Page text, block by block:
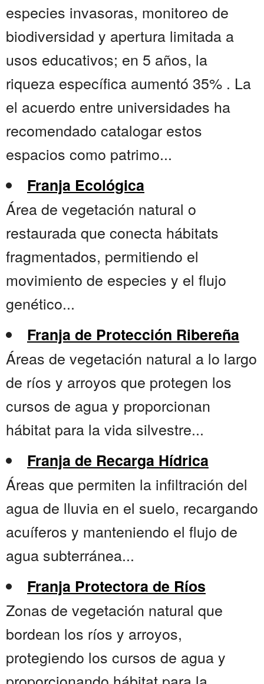
especies invasoras, monitoreo de
biodiversidad y apertura limitada a
usos educativos; en 5 años, la
riqueza específica aumentó 35% . La
el acuerdo entre universidades ha
recomendado catalogar estos
espacios como patrimo...
Franja Ecológica
Área de vegetación natural o
restaurada que conecta hábitats
fragmentados, permitiendo el
movimiento de especies y el flujo
genético...
Franja de Protección Ribereña
Áreas de vegetación natural a lo largo
de ríos y arroyos que protegen los
cursos de agua y proporcionan
hábitat para la vida silvestre...
Franja de Recarga Hídrica
Áreas que permiten la infiltración del
agua de lluvia en el suelo, recargando
acuíferos y manteniendo el flujo de
agua subterránea...
Franja Protectora de Ríos
Zonas de vegetación natural que
bordean los ríos y arroyos,
protegiendo los cursos de agua y